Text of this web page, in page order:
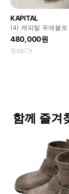
KAPITAL
(4) 캐피탈 푸에블로
480,000원
33 1
함께 즐겨